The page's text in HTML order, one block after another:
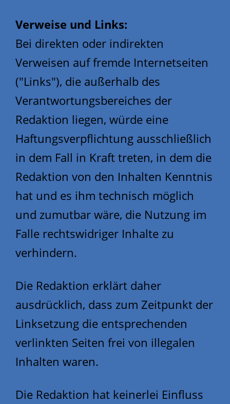
Verweise und Links:
Bei direkten oder indirekten
Verweisen auf fremde Internetseiten
("Links"), die außerhalb des
Verantwortungsbereiches der
Redaktion liegen, würde eine
Haftungsverpflichtung ausschließlich
in dem Fall in Kraft treten, in dem die
Redaktion von den Inhalten Kenntnis
hat und es ihm technisch möglich
und zumutbar wäre, die Nutzung im
Falle rechtswidriger Inhalte zu
verhindern.
Die Redaktion erklärt daher
ausdrücklich, dass zum Zeitpunkt der
Linksetzung die entsprechenden
verlinkten Seiten frei von illegalen
Inhalten waren.
Die Redaktion hat keinerlei Einfluss